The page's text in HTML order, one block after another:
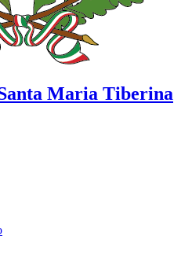
Maria Tiberina